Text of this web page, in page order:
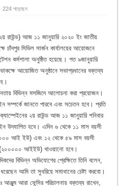
224 পড়েছেন
রাউন্ড) আজ ১১ জানুয়ারি ২০২০ ইং জাতীয়
চাঁদপুর সিভিল সার্জন কার্যালয়ের আয়োজনে
কর্মশালা অনুষ্ঠিত হয়েছে। গত ৯জানুয়ারি
আয়োজিত অনুষ্ঠানে সভাপ্রধানের বক্তব্য
বিভিন্ন মসজিদে আলোচনা করা প্রয়োজন।
সম্পর্কে জানতে পারবে এবং সচেতন হবে। প্রতি
২য় রাউন্ড আজ ১১ জানুয়ারি শনিবার
উদযাপিত হবে। এদিন ৬ থেকে ১১ মাস বয়সী
আই ইউ) এবং ১২ থেকে ৫৯ মাস বয়সী
(২০০০০০ আইইউ) খাওয়ানো হবে।
বিভিন্ন অভিযোগের প্রেক্ষিতে তিনি বলেন,
আমি তা সুধরিয়ে সমাধানের চেষ্টা করবো।
আঞ্জুম আরা ফেন্সির পরিচালনায় বক্তব্য রাখেন,